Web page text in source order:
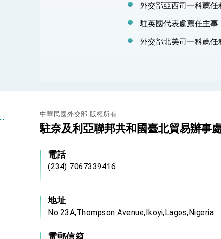
外交部亞西司一科薦任
駐英國代表處薦任主事
外交部北美司一科薦任
::: 中華民國外交部 版權所有
駐奈及利亞聯邦共和國臺北貿易辦事
電話
(234) 7067339416
地址
No 23A,Thompson Avenue,Ikoyi,Lagos,Nigeria
電郵信箱